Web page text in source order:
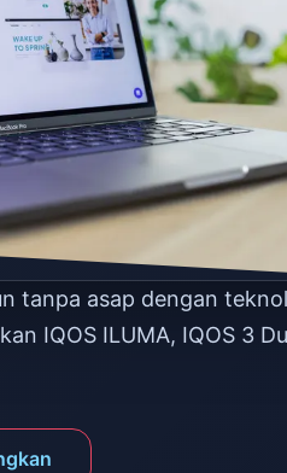
tanpa asap dengan
IQOS ILUMA, IQOS 3